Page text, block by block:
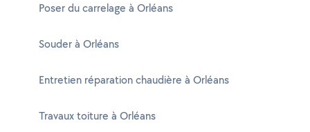
Poser du carrelage à Orléans
Souder à Orléans
Entretien réparation chaudière à Orléans
Travaux toiture à Orléans